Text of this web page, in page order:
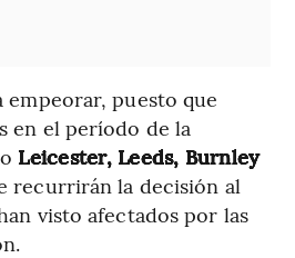
puesto que
en el período de la
Leicester, Leeds, Burnley
recurrirán la decisión al
visto afectados por las